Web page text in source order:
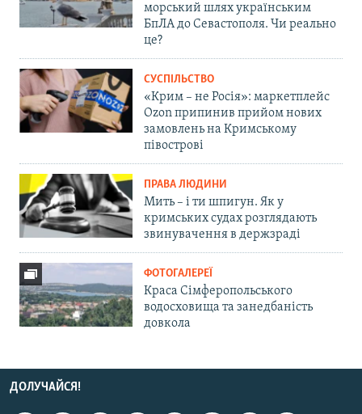
морський шлях українським
БпЛА до Севастополя. Чи реально
це?
СУСПІЛЬСТВО
«Крим – не Росія»: маркетплейс
Ozon припинив прийом нових
замовлень на Кримському
півострові
ПРАВА ЛЮДИНИ
Мить – і ти шпигун. Як у
кримських судах розглядають
звинувачення в держзраді
ФОТОГАЛЕРЕЇ
Краса Сімферопольського
водосховища та занедбаність
довкола
ДОЛУЧАЙСЯ!